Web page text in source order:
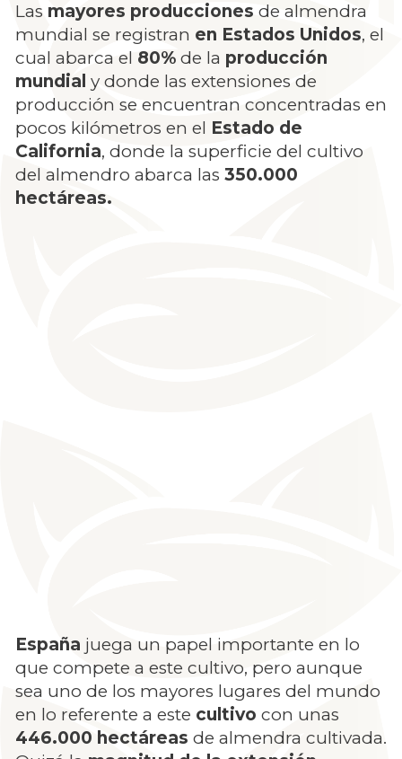
Las mayores producciones de almendra
mundial se registran en Estados Unidos, el
cual abarca el 80% de la producción
mundial y donde las extensiones de
producción se encuentran concentradas en
pocos kilómetros en el Estado de
California, donde la superficie del cultivo
del almendro abarca las 350.000
hectáreas.
España juega un papel importante en lo
que compete a este cultivo, pero aunque
sea uno de los mayores lugares del mundo
en lo referente a este cultivo con unas
446.000 hectáreas de almendra cultivada.